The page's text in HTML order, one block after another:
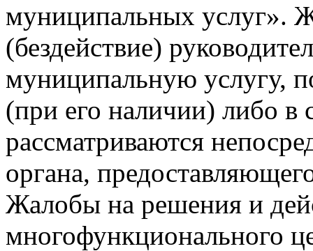
муниципальных услуг».
(бездействие)
муниципальную услугу,
(при его наличии) либо в
рассматриваются
органа,
Жалобы на решения и
многофункционального